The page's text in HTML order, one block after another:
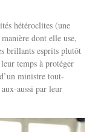
hétéroclites (une
dont elle use,
brillants esprits plutôt
temps à protéger
ministre tout-
aussi par leur